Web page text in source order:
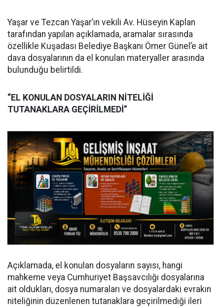
Yaşar ve Tezcan Yaşar’ın vekili Av. Hüseyin Kaplan
tarafından yapılan açıklamada, aramalar sırasında
özellikle Kuşadası Belediye Başkanı Ömer Günel’e ait
dava dosyalarının da el konulan materyaller arasında
bulunduğu belirtildi.
“EL KONULAN DOSYALARIN NİTELİĞİ
TUTANAKLARA GEÇİRİLMEDİ”
Açıklamada, el konulan dosyaların sayısı, hangi
mahkeme veya Cumhuriyet Başsavcılığı dosyalarına
ait oldukları, dosya numaraları ve dosyalardaki evrakın
niteliğinin düzenlenen tutanaklara geçirilmediği ileri